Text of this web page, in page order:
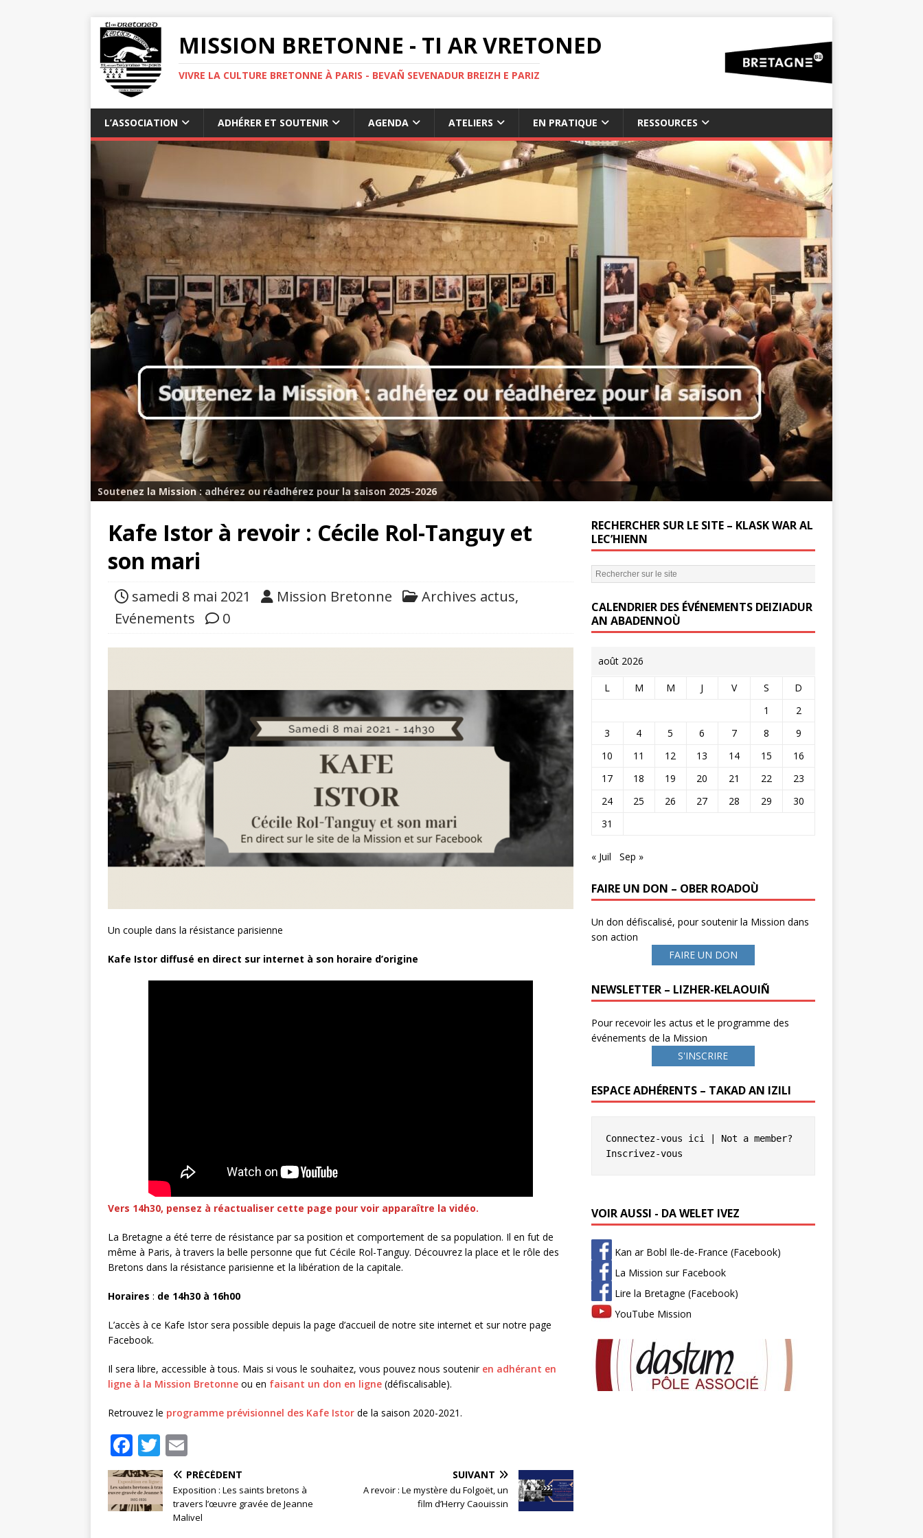
MISSION BRETONNE - TI AR VRETONED
VIVRE LA CULTURE BRETONNE À PARIS - BEVAÑ SEVENADUR BREIZH E PARIZ
L’ASSOCIATION ADHÉRER ET SOUTENIR AGENDA ATELIERS EN PRATIQUE RESSOURCES
Soutenez la Mission : adhérez ou réadhérez pour la saison 2025-2026
Kafe Istor à revoir : Cécile Rol-Tanguy et
son mari
samedi 8 mai 2021 Mission Bretonne Archives actus,
Evénements
0
Un couple dans la résistance parisienne
Kafe Istor diffusé en direct sur internet à son horaire d’origine
Vers 14h30, pensez à réactualiser cette page pour voir apparaître la vidéo.
La Bretagne a été terre de résistance par sa position et comportement de sa population. Il en fut de
même à Paris, à travers la belle personne que fut Cécile Rol-Tanguy. Découvrez la place et le rôle des
Bretons dans la résistance parisienne et la libération de la capitale.
Horaires : de 14h30 à 16h00
L’accès à ce Kafe Istor sera possible depuis la page d’accueil de notre site internet et sur notre page
Facebook.
Il sera libre, accessible à tous. Mais si vous le souhaitez, vous pouvez nous soutenir en adhérant en
ligne à la Mission Bretonne ou en faisant un don en ligne (défiscalisable).
Retrouvez le programme prévisionnel des Kafe Istor de la saison 2020-2021.
F
a
c
e
T
w
it
te
m
ai
l
PRÉCÉDENT
Exposition : Les saints bretons à
travers l’œuvre gravée de Jeanne
Malivel
SUIVANT
A revoir : Le mystère du Folgoët, un
film d’Herry Caouissin
RECHERCHER SUR LE SITE – KLASK WAR AL
LEC’HIENN
CALENDRIER DES ÉVÉNEMENTS DEIZIADUR
AN ABADENNOÙ
août 2026
L M M J V S
D
1
2
3
4 5 6 7 8
9
10
11 12 13 14 15
16
17
18 19 20 21 22
23
24
25 26 27 28 29
30
31
« Juil Sep »
FAIRE UN DON – OBER ROADOÙ
Un don défiscalisé, pour soutenir la Mission dans
son action
FAIRE UN DON
NEWSLETTER – LIZHER-KELAOUIÑ
Pour recevoir les actus et le programme des
événements de la Mission
S'INSCRIRE
ESPACE ADHÉRENTS – TAKAD AN IZILI
Connectez-vous ici
Inscrivez-vous
VOIR AUSSI - DA WELET IVEZ
Kan ar Bobl Ile-de-France (Facebook)
La Mission sur Facebook
Lire la Bretagne (Facebook)
YouTube Mission